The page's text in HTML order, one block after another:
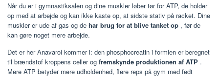
Når du er i gymnastiksalen og dine muskler løber tør for ATP, de holder
op med at arbejde og kan ikke kaste op, at sidste stativ på racket. Dine
muskler er ude af gas og de har brug for at blive tanket op , før de
kan gøre noget mere arbejde.
Det er her Anavarol kommer i: den phosphocreatin i formlen er beregnet
til brændstof kroppens celler og fremskynde produktionen af ATP .
Mere ATP betyder mere udholdenhed, flere reps på gym med fedt